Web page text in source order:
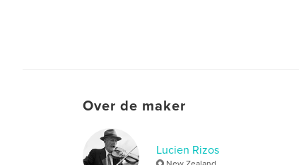
Over de maker
Lucien Rizos